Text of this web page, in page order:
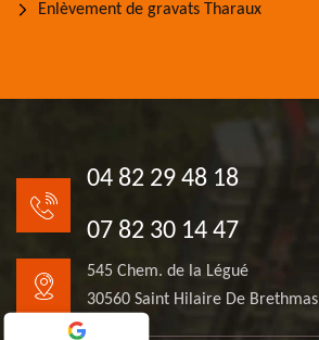
Enlèvement de gravats Tharaux
04 82 29 48 18
07 82 30 14 47
545 Chem. de la Légué
30560 Saint Hilaire De Brethmas